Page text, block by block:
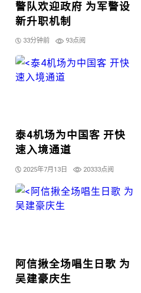
警队欢迎政府 为军警设
新升职机制
33分钟前 93点阅
泰4机场为中国客 开快
速入境通道
2025年7月13日 20333点阅
阿信揪全场唱生日歌 为
吴建豪庆生